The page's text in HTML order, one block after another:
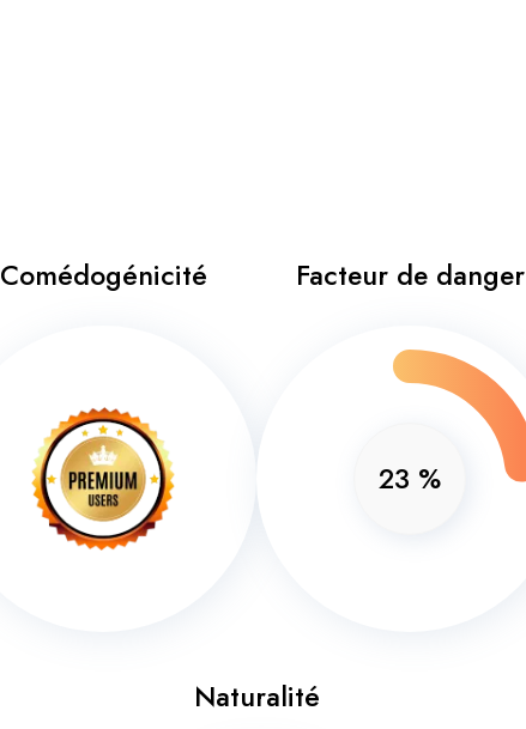
Comédogénicité Facteur de danger
23 %
Naturalité